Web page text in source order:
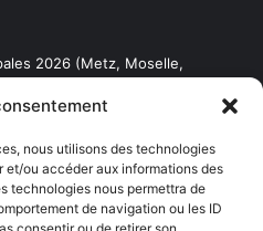
nous utilisons des technologies
ou accéder aux informations des
technologies nous permettra de
de navigation ou les ID
2026 (Metz, Moselle,